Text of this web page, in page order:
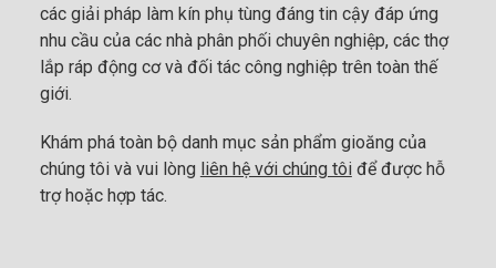
các giải pháp làm kín phụ tùng đáng tin cậy đáp ứng
nhu cầu của các nhà phân phối chuyên nghiệp, các thợ
lắp ráp động cơ và đối tác công nghiệp trên toàn thế
giới.
Khám phá toàn bộ danh mục sản phẩm gioăng của
chúng tôi và vui lòng liên hệ với chúng tôiđể được hỗ
trợ hoặc hợp tác.